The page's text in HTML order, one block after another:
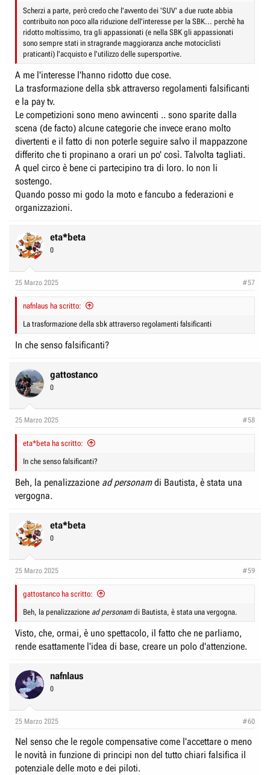
Scherzi a parte, però credo che l'avvento dei 'SUV' a due ruote abbia
contribuito non poco alla riduzione dell'interesse per la SBK... perchè ha
ridotto moltissimo, tra gli appassionati (e nella SBK gli appassionati
sono sempre stati in stragrande maggioranza anche motociclisti
praticanti) l'acquisto e l'utilizzo delle supersportive.
A me l'interesse l'hanno ridotto due cose.
La trasformazione della sbk attraverso regolamenti falsificanti
e la pay tv.
Le competizioni sono meno avvincenti .. sono sparite dalla
scena (de facto) alcune categorie che invece erano molto
divertenti e il fatto di non poterle seguire salvo il mappazzone
differito che ti propinano a orari un po' così. Talvolta tagliati.
A quel circo è bene ci partecipino tra di loro. Io non li
sostengo.
Quando posso mi godo la moto e fancubo a federazioni e
organizzazioni.
eta*beta
0
25 Marzo 2025 #57
nafnlaus ha scritto:
La trasformazione della sbk attraverso regolamenti falsificanti
In che senso falsificanti?
gattostanco
0
25 Marzo 2025 #58
eta*beta ha scritto:
In che senso falsificanti?
Beh, la penalizzazione ad personamdi Bautista, è stata una
vergogna.
eta*beta
0
25 Marzo 2025 #59
gattostanco ha scritto:
Beh, la penalizzazione ad personam di Bautista, è stata una vergogna.
Visto, che, ormai, è uno spettacolo, il fatto che ne parliamo,
rende esattamente l'idea di base, creare un polo d'attenzione.
nafnlaus
0
25 Marzo 2025 #60
Nel senso che le regole compensative come l'accettare o meno
le novità in funzione di principi non del tutto chiari falsifica il
potenziale delle moto e dei piloti.